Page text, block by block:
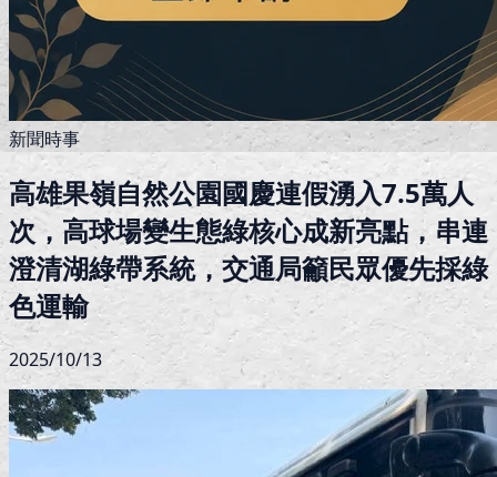
新聞時事
高雄果嶺自然公園國慶連假湧入7.5萬人
次，高球場變生態綠核心成新亮點，串連
澄清湖綠帶系統，交通局籲民眾優先採綠
色運輸
2025/10/13